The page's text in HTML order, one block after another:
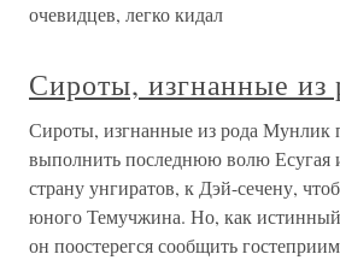
очевидцев, легко кидал
Сироты, изгнанные из
Сироты, изгнанные из рода Мунлик
выполнить последнюю волю Есугая
страну унгиратов, к Дэй-сечену,
юного Темучжина. Но, как
он поостерегся сообщить